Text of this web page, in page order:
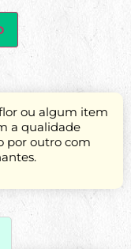
ou algum item
a qualidade
por outro com